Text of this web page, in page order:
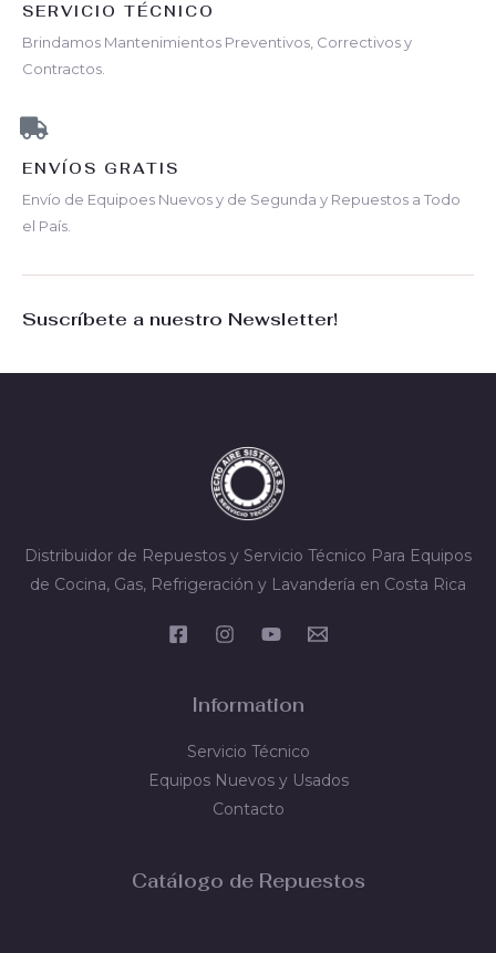
SERVICIO TÉCNICO
Brindamos Mantenimientos Preventivos, Correctivos y
Contractos.
ENVÍOS GRATIS
Envío de Equipoes Nuevos y de Segunda y Repuestos a Todo
el País.
Suscríbete a nuestro Newsletter!
Distribuidor de Repuestos y Servicio Técnico Para Equipos
de Cocina, Gas, Refrigeración y Lavandería en Costa Rica
Information
Servicio Técnico
Equipos Nuevos y Usados
Contacto
Catálogo de Repuestos